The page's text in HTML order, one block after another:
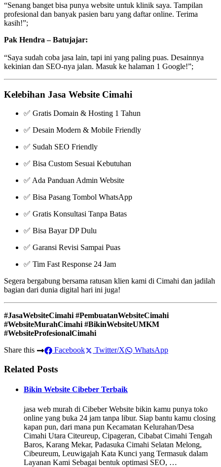
“Senang banget bisa punya website untuk klinik saya. Tampilan
profesional dan banyak pasien baru yang daftar online. Terima
kasih!”;
Pak Hendra – Batujajar:
“Saya sudah coba jasa lain, tapi ini yang paling puas. Desainnya
kekinian dan SEO-nya jalan. Masuk ke halaman 1 Google!”;
Kelebihan Jasa Website Cimahi
✅ Gratis Domain & Hosting 1 Tahun
✅ Desain Modern & Mobile Friendly
✅ Sudah SEO Friendly
✅ Bisa Custom Sesuai Kebutuhan
✅ Ada Panduan Admin Website
✅ Bisa Pasang Tombol WhatsApp
✅ Gratis Konsultasi Tanpa Batas
✅ Bisa Bayar DP Dulu
✅ Garansi Revisi Sampai Puas
✅ Tim Fast Response 24 Jam
Segera bergabung bersama ratusan klien kami di Cimahi dan jadilah
bagian dari dunia digital hari ini juga!
#JasaWebsiteCimahi #PembuatanWebsiteCimahi
#WebsiteMurahCimahi #BikinWebsiteUMKM
#WebsiteProfesionalCimahi
Share this
Facebook Twitter/X WhatsApp
Related Posts
Bikin Website Cibeber Terbaik
jasa web murah di Cibeber Website bikin kamu punya toko
online yang buka 24 jam tanpa libur. Siap bantu kamu closing
kapan pun, dari mana pun Kecamatan Kelurahan/Desa
Cimahi Utara Citeureup, Cipageran, Cibabat Cimahi Tengah
Baros, Karang Mekar, Padasuka Cimahi Selatan Melong,
Cibeureum, Leuwigajah Kata Kunci yang Termasuk dalam
Layanan Kami Sebagai bentuk optimasi SEO, …